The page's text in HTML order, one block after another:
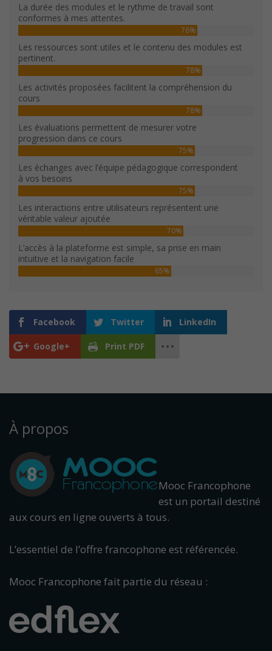
La durée des modules et le rythme de travail sont
conformes à mes attentes.
76%
Les ressources sont utiles et le contenu des modules est
pertinent.
78%
Les activités proposées facilitent la compréhension du
cours
78%
Les évaluations permettent de mesurer votre
progression dans ce cours
75%
Les échanges avec l’équipe pédagogique correspondent
à vos besoins
75%
Les interactions entre utilisateurs représentent une
véritable valeur ajoutée
70%
L’accès à la plateforme est simple, sa prise en main
intuitive et la navigation facile
65%
Facebook Twitter LinkedIn
Google+ Print PDF
À propos
Mooc Francophone
est un portail destiné
aux cours en ligne ouverts à tous.
L’essentiel de l’offre francophone est référencée.
Mooc Francophone fait partie du réseau :